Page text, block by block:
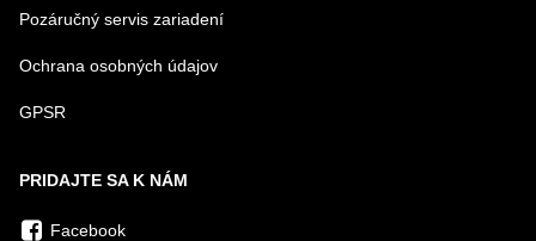
Pozáručný servis zariadení
Ochrana osobných údajov
GPSR
PRIDAJTE SA K NÁM
Facebook